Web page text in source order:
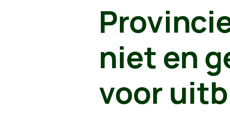
niet en
voor